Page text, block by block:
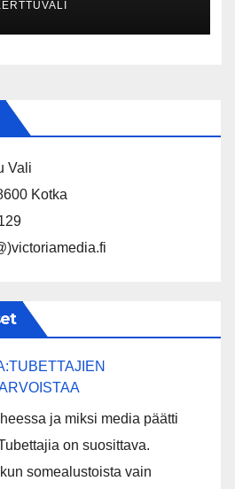
Nina
Vali
Kotka
ja miksi media päätti
on suosittava.
somealustoista vain